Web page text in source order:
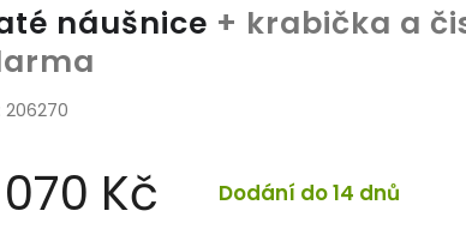
náušnice + krabička a
206270
Kč Dodání do 14 dnů